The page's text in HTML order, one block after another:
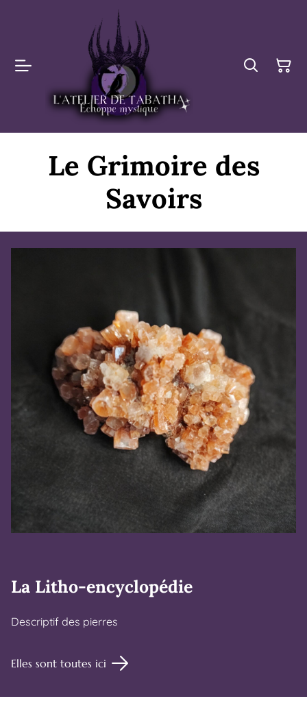
Le Grimoire des
Savoirs
La Litho-encyclopédie
Descriptif des pierres
Elles sont toutes ici